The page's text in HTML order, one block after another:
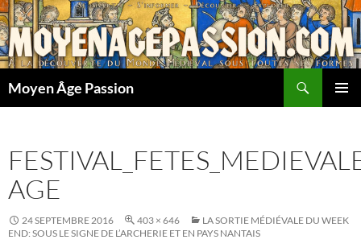
Aller
au
contenu
Moyen Âge Passion
AGE
24 SEPTEMBRE 2016 403 × 646
LA SORTIE MÉDIÉVALE DU WEEK
END: SOUS LE SIGNE DE L’ARCHERIE ET EN PAYS NANTAIS